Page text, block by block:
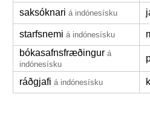
saksóknari á indónesísku
starfsnemi á indónesísku
bókasafnsfræðingur á
indónesísku
ráðgjafi á indónesísku